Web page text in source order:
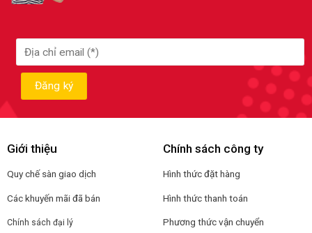
Giới thiệu
Quy chế sàn giao dịch
Các khuyến mãi đã bán
Chính sách đại lý
Chính sách công ty
Hình thức đặt hàng
Hình thức thanh toán
Phương thức vận chuyển